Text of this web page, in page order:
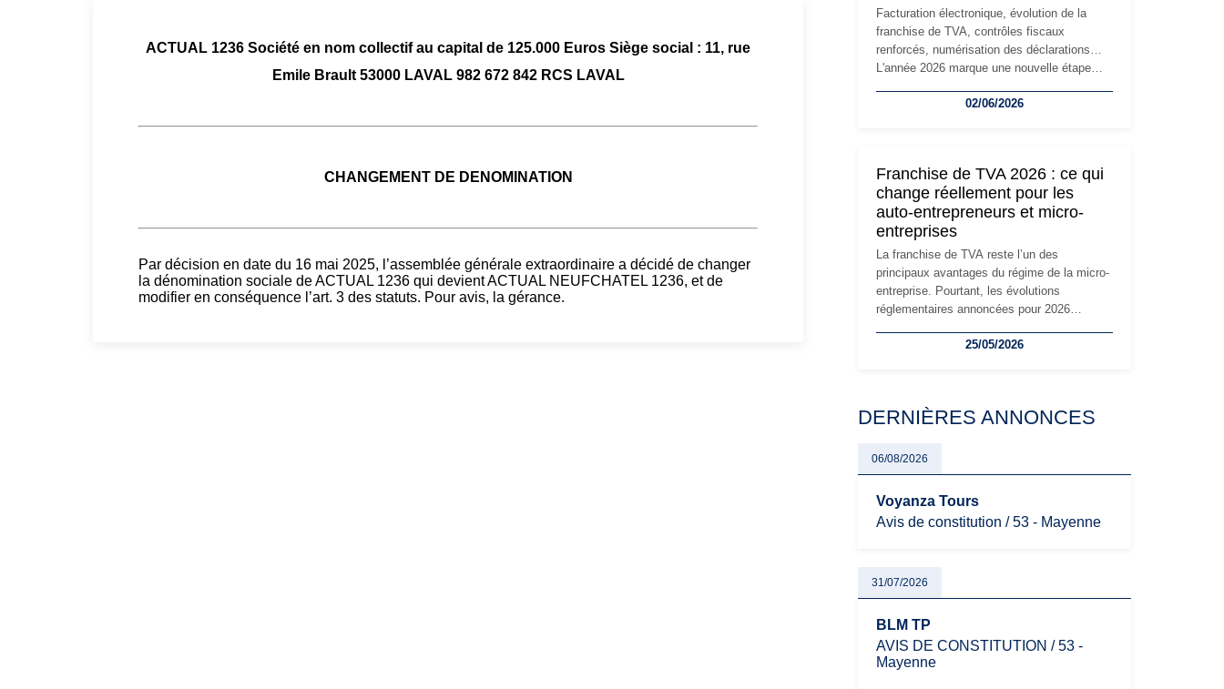
ACTUAL 1236 Société en nom collectif au capital de 125.000 Euros Siège social : 11, rue
Emile Brault 53000 LAVAL 982 672 842 RCS LAVAL
CHANGEMENT DE DENOMINATION
Par décision en date du 16 mai 2025, l’assemblée générale extraordinaire a décidé de changer
la dénomination sociale de ACTUAL 1236 qui devient ACTUAL NEUFCHATEL 1236, et de
modifier en conséquence l’art. 3 des statuts. Pour avis, la gérance.
Facturation électronique, évolution de la
franchise de TVA, contrôles fiscaux
renforcés, numérisation des déclarations…
L'année 2026 marque une nouvelle étape
travailleurs indépendants. Si le régime de la
réglementaire plus exigeant. Décryptage des
principaux changements et des précautions
à prendre pour éviter les mauvaises
surprises.
02/06/2026
Franchise de TVA 2026 : ce qui
change réellement pour les
auto-entrepreneurs et micro-
entreprises
La franchise de TVA reste l’un des
principaux avantages du régime de la micro-
entreprise. Pourtant, les évolutions
réglementaires annoncées pour 2026
les auto-entrepreneurs, artisans et
évoluent dans un contexte de contrôle
oblige les indépendants à rester
particulièrement vigilants.
25/05/2026
DERNIÈRES ANNONCES
06/08/2026
Voyanza Tours
Avis de constitution / 53 - Mayenne
31/07/2026
BLM TP
AVIS DE CONSTITUTION / 53 -
Mayenne